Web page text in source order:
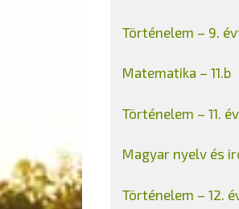
Történelem – 9.
Matematika – 11.b
Történelem – 11.
Magyar nyelv és
Történelem – 12.